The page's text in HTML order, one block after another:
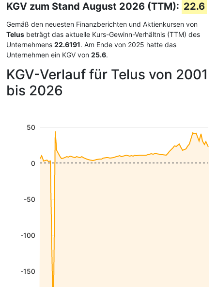
KGV zum Stand August 2026 (TTM): 22.6
Gemäß den neuesten Finanzberichten und Aktienkursen von
Telus beträgt das aktuelle Kurs-Gewinn-Verhältnis (TTM) des
Unternehmens 22.6191. Am Ende von 2025 hatte das
Unternehmen ein KGV von 25.6.
KGV-Verlauf für Telus von 2001
bis 2026
-150
-100
-50
50
0